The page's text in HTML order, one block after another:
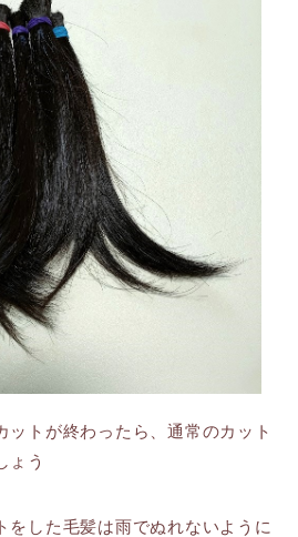
ットが終わったら、通常のカット
ょう
をした毛髪は雨でぬれないように